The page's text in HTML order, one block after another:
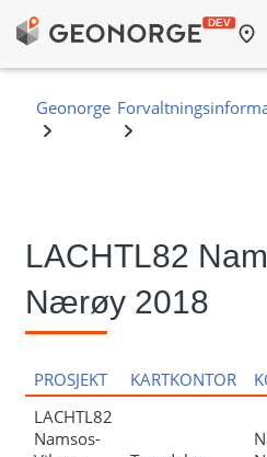
LACHTL82
Nærøy 2018
PROSJEKT KARTKONTOR
LACHTL82
Namsos-